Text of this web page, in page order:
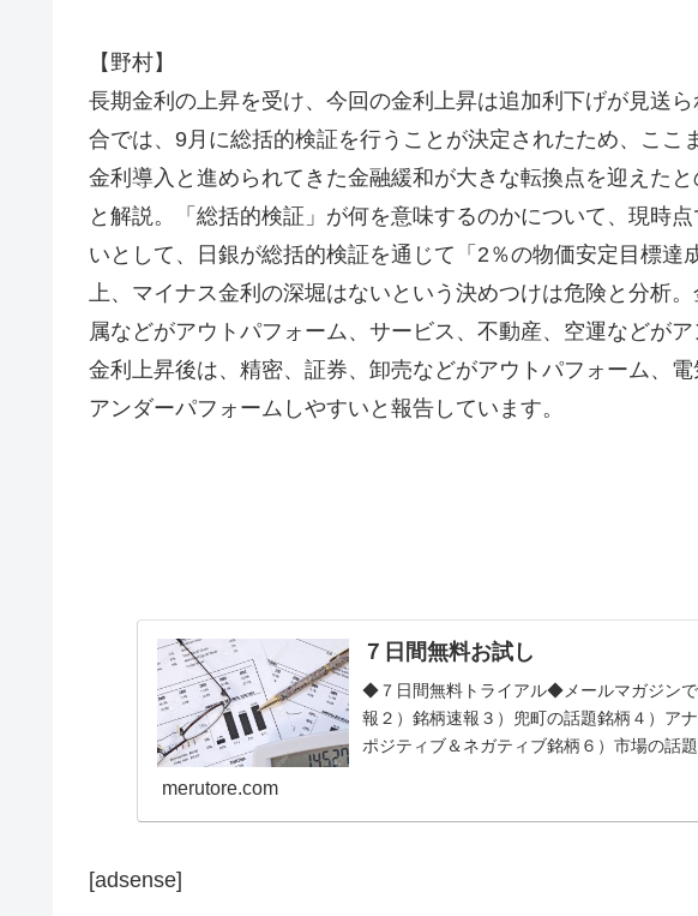
【野村】
長期金利の上昇を受け、今回の金利上昇は追加利下げが見送
合では、9月に総括的検証を行うことが決定されたため、ここ
金利導入と進められてきた金融緩和が大きな転換点を迎えた
と解説。「総括的検証」が何を意味するのかについて、現時
いとして、日銀が総括的検証を通じて「2％の物価安定目標達
上、マイナス金利の深堀はないという決めつけは危険と分析
属などがアウトパフォーム、サービス、不動産、空運などが
金利上昇後は、精密、証券、卸売などがアウトパフォーム、
アンダーパフォームしやすいと報告しています。
７日間無料お試し
◆７日間無料トライアル◆メールマガジン
報２）銘柄速報３）兜町の話題銘柄４）ア
ポジティブ＆ネガティブ銘柄６）市場の話
merutore.com
[adsense]